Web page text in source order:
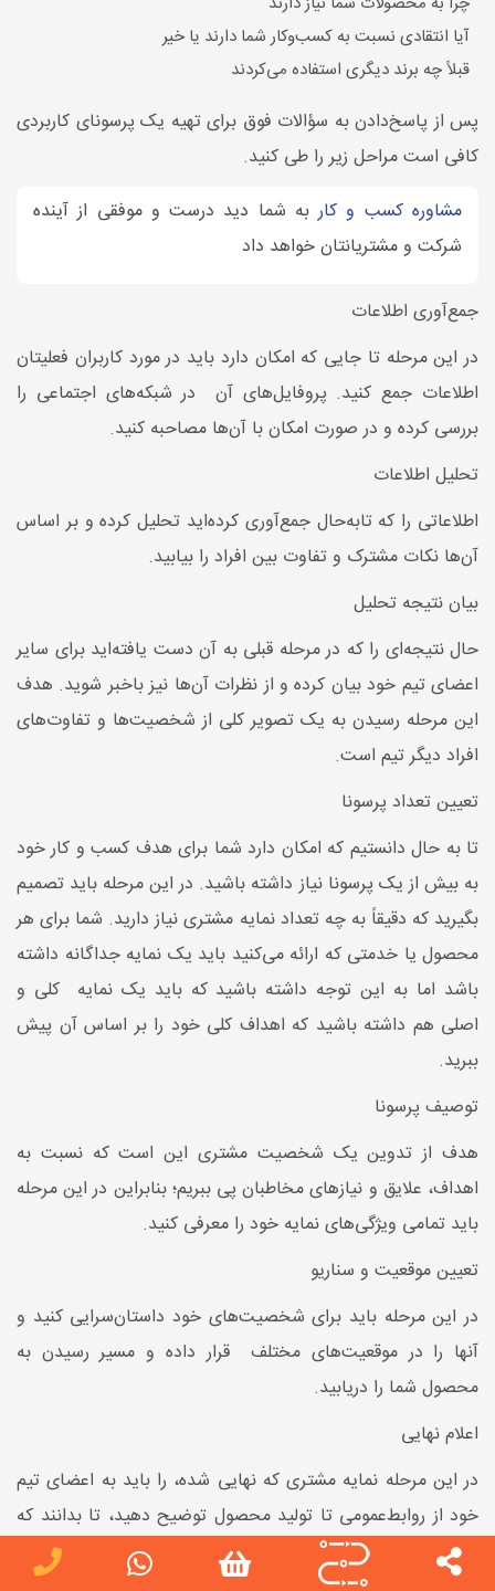
آیا انتقادی نسبت به کسب‌وکار شما دارند یا خیر
قبلاً چه برند دیگری استفاده می‌کردند
پس از پاسخ‌دادن به سؤالات فوق برای تهیه یک پرسونای کاربردی
کافی است مراحل زیر را طی کنید.
مشاوره کسب و کاربه شما دید درست و موفقی از آینده
شرکت و مشتریانتان خواهد داد
جمع‌آوری اطلاعات
در این مرحله تا جایی که امکان دارد باید در مورد کاربران فعلیتان
اطلاعات جمع کنید. پروفایل‌های آن در شبکه‌های اجتماعی را
بررسی کرده و در صورت امکان با آن‌ها مصاحبه کنید.
تحلیل اطلاعات
اطلاعاتی را که تابه‌حال جمع‌آوری کرده‌اید تحلیل کرده و بر اساس
آن‌ها نکات مشترک و تفاوت بین افراد را بیابید.
بیان نتیجه تحلیل
حال نتیجه‌ای را که در مرحله قبلی به آن دست یافته‌اید برای سایر
اعضای تیم خود بیان کرده و از نظرات آن‌ها نیز باخبر شوید. هدف
این مرحله رسیدن به یک تصویر کلی از شخصیت‌ها و تفاوت‌های
افراد دیگر تیم است.
تعیین تعداد پرسونا
تا به‌ حال دانستیم که امکان دارد شما برای هدف کسب ‌و کار خود
به بیش از یک پرسونا نیاز داشته باشید. در این مرحله باید تصمیم
بگیرید که دقیقاً به چه تعداد نمایه مشتری نیاز دارید. شما برای هر
محصول یا خدمتی که ارائه می‌کنید باید یک نمایه جداگانه داشته
باشد اما به این توجه داشته باشید که باید یک نمایه کلی و
اصلی هم داشته باشید که اهداف کلی خود را بر اساس آن پیش
ببرید.
توصیف پرسونا
هدف از تدوین یک شخصیت مشتری این است که نسبت به
اهداف، علایق و نیازهای مخاطبان پی ببریم؛ بنابراین در این مرحله
باید تمامی ویژگی‌های نمایه خود را معرفی کنید.
تعیین موقعیت و سناریو
در این مرحله باید برای شخصیت‌های خود داستان‌سرایی کنید و
آنها را در موقعیت‌های مختلف قرار داده و مسیر رسیدن به
محصول شما را دریابید.
اعلام نهایی
در این مرحله نمایه مشتری که نهایی شده، را باید به اعضای تیم
خود از روابط‌عمومی تا تولید محصول توضیح دهید، تا بدانند که
مشتریان شما چه کسانی هستند و بر اساس آن‌ها به